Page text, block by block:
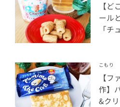
【
ール
「
こもり
【
作】
&ク